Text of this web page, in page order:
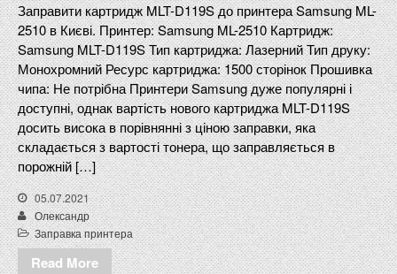
Заправити картридж MLT-D119S до принтера Samsung ML-
2510 в Києві. Принтер: Samsung ML-2510 Картридж:
Samsung MLT-D119S Тип картриджа: Лазерний Тип друку:
Монохромний Ресурс картриджа: 1500 сторінок Прошивка
чипа: Не потрібна Принтери Samsung дуже популярні і
доступні, однак вартість нового картриджа MLT-D119S
досить висока в порівнянні з ціною заправки, яка
складається з вартості тонера, що заправляється в
порожній […]
05.07.2021
Олександр
Заправка принтера
Read More